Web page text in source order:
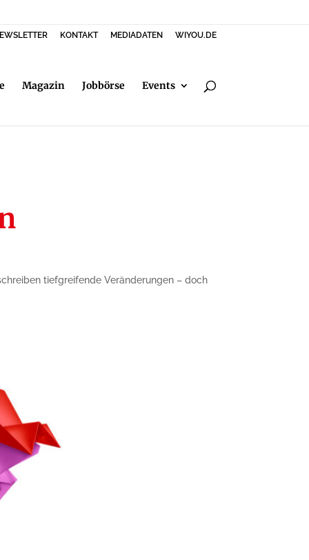
KONTAKT MEDIADATEN WIYOU.DE
Magazin Jobbörse Events
tiefgreifende Veränderungen – doch